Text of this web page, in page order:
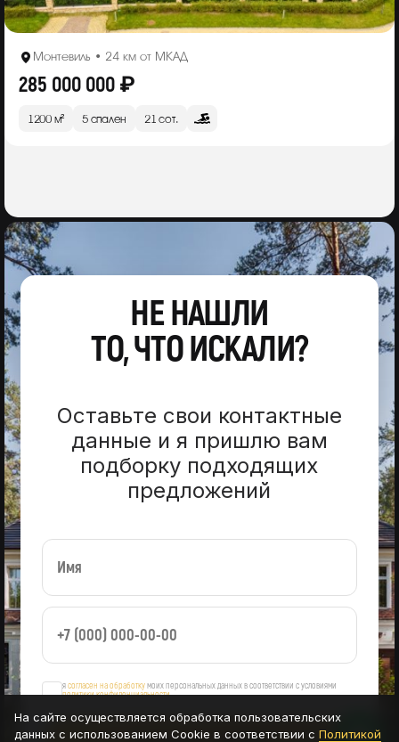
Монтевиль • 24 км от МКАД
285 000 000 ₽
1200 м² 5 спален 21 сот.
НЕ НАШЛИ
ТО, ЧТО ИСКАЛИ?
Оставьте свои контактные
данные и я пришлю вам
подборку подходящих
предложений
ясогласен на обработкумоих персональных данных в соответствии с условиями
политики конфиденциальности
На сайте осуществляется обработка пользовательских
данных с использованием Cookie в соответствии с Политикой